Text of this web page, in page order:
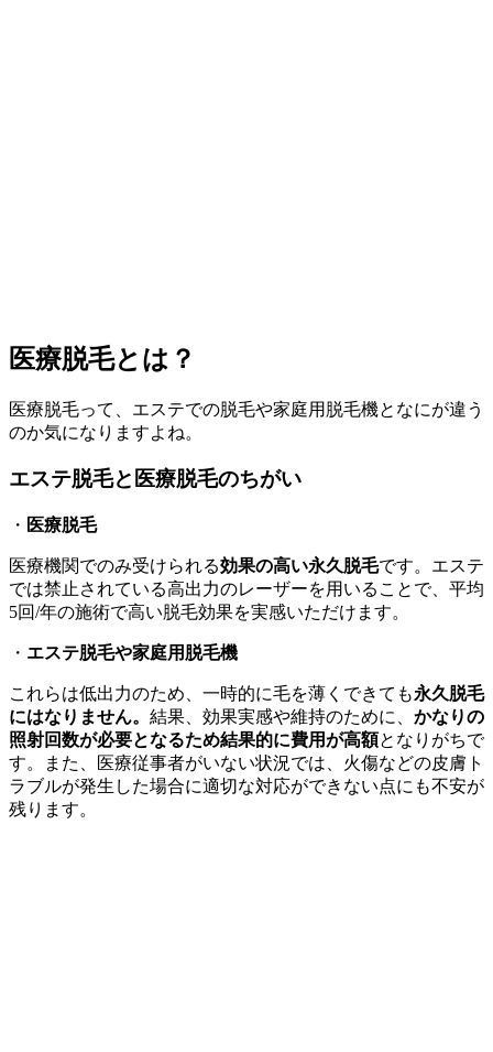
医療脱毛とは？
医療脱毛って、エステでの脱毛や家庭用脱毛機となにが違う
のか気になりますよね。
エステ脱毛と医療脱毛のちがい
・ 医療脱毛
医療機関でのみ受けられる効果の高い永久脱毛です。エステ
では禁止されている高出力のレーザーを用いることで、平均
5回/年の施術で高い脱毛効果を実感いただけます。
・ エステ脱毛や家庭用脱毛機
これらは低出力のため、一時的に毛を薄くできても永久脱毛
にはなりません。 結果、効果実感や維持のために、 かなりの
照射回数が必要となるため結果的に費用が高額となりがちで
す。また、医療従事者がいない状況では、火傷などの皮膚ト
ラブルが発生した場合に適切な対応ができない点にも不安が
残ります。